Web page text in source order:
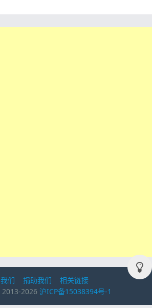
们 捐助我们
相关链接
2026 沪ICP备15038394号-1